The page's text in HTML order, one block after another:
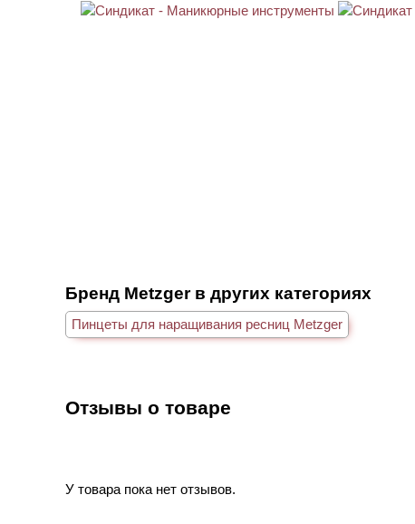
Бренд Metzger в других категориях
Пинцеты для наращивания ресниц Metzger
Отзывы о товаре
У товара пока нет отзывов.